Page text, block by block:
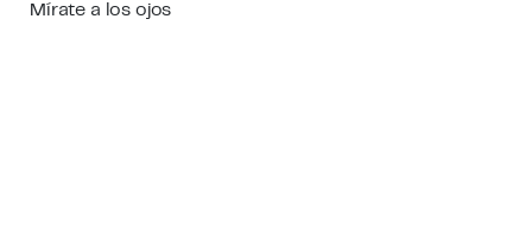
Mírate a los ojos